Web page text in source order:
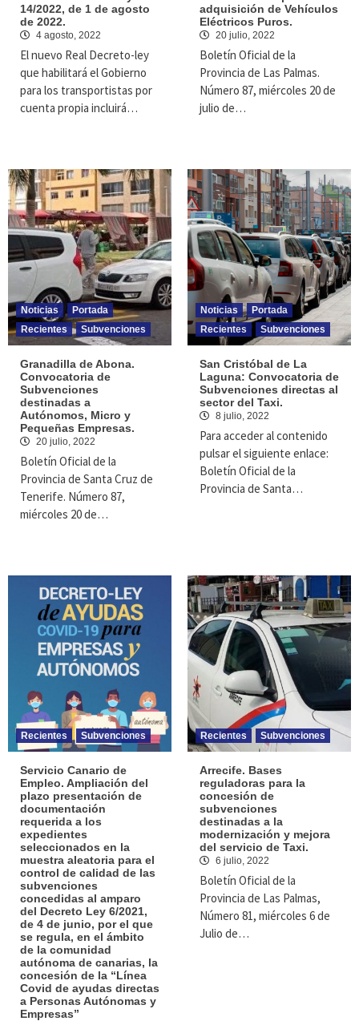
14/2022, de 1 de agosto
de 2022.
4 agosto, 2022
El nuevo Real Decreto-ley
que habilitará el Gobierno
para los transportistas por
cuenta propia incluirá…
adquisición de Vehículos
Eléctricos Puros.
20 julio, 2022
Boletín Oficial de la
Provincia de Las Palmas.
Número 87, miércoles 20 de
julio de…
Noticias
Portada
Recientes
Subvenciones
Granadilla de Abona.
Convocatoria de
Subvenciones
destinadas a
Autónomos, Micro y
Pequeñas Empresas.
20 julio, 2022
Boletín Oficial de la
Provincia de Santa Cruz de
Tenerife. Número 87,
miércoles 20 de…
Noticias
Portada
Recientes
Subvenciones
San Cristóbal de La
Laguna: Convocatoria de
Subvenciones directas al
sector del Taxi.
8 julio, 2022
Para acceder al contenido
pulsar el siguiente enlace:
Boletín Oficial de la
Provincia de Santa…
Recientes Subvenciones
Servicio Canario de
Empleo. Ampliación del
plazo presentación de
documentación
requerida a los
expedientes
seleccionados en la
muestra aleatoria para el
control de calidad de las
subvenciones
concedidas al amparo
del Decreto Ley 6/2021,
de 4 de junio, por el que
se regula, en el ámbito
de la comunidad
autónoma de canarias, la
concesión de la “Línea
Covid de ayudas directas
a Personas Autónomas y
Empresas”
Recientes Subvenciones
Arrecife. Bases
reguladoras para la
concesión de
subvenciones
destinadas a la
modernización y mejora
del servicio de Taxi.
6 julio, 2022
Boletín Oficial de la
Provincia de Las Palmas,
Número 81, miércoles 6 de
Julio de…